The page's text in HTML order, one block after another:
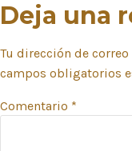
Deja una
Tu dirección de
campos obligatorios
Comentario *